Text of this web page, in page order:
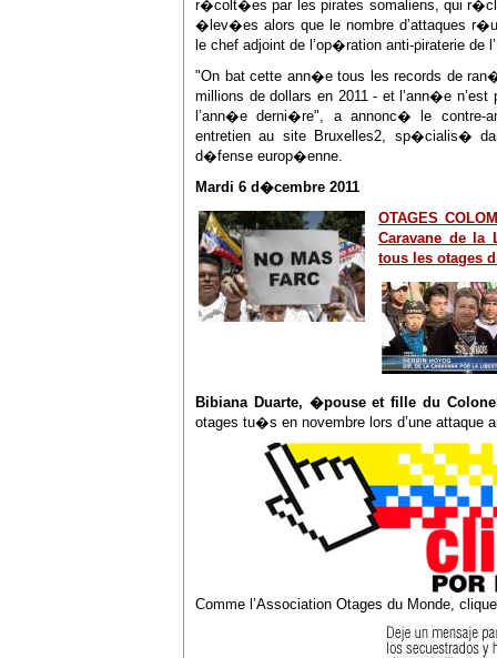
r�colt�es par les pirates somaliens, qui
�lev�es alors que le nombre d’attaques
le chef adjoint de l’op�ration anti-piraterie de
"On bat cette ann�e tous les records de
millions de dollars en 2011 - et l’ann�e
l’ann�e derni�re", a annonc� le contre-
entretien au site Bruxelles2, sp�cialis�
d�fense europ�enne.
Mardi 6 d�cembre 2011
OTAGES
Caravane de
tous les otages
Bibiana Duarte, �pouse et fille du
otages tu�s en novembre lors d’une attaque
Comme l’Association Otages du Monde,